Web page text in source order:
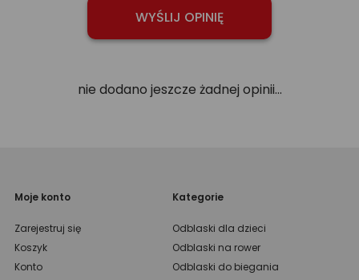
nie dodano jeszcze żadnej opinii...
Moje konto
Zarejestruj się
Koszyk
Konto
Kategorie
Odblaski dla dzieci
Odblaski na rower
Odblaski do biegania